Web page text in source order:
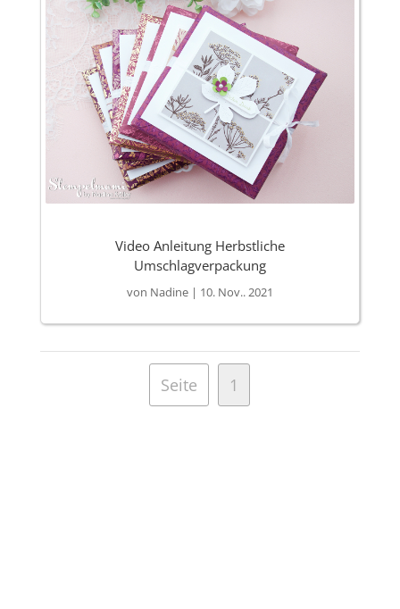
Video Anleitung Herbstliche
Umschlagverpackung
von Nadine| 10. Nov.. 2021
Seite 1